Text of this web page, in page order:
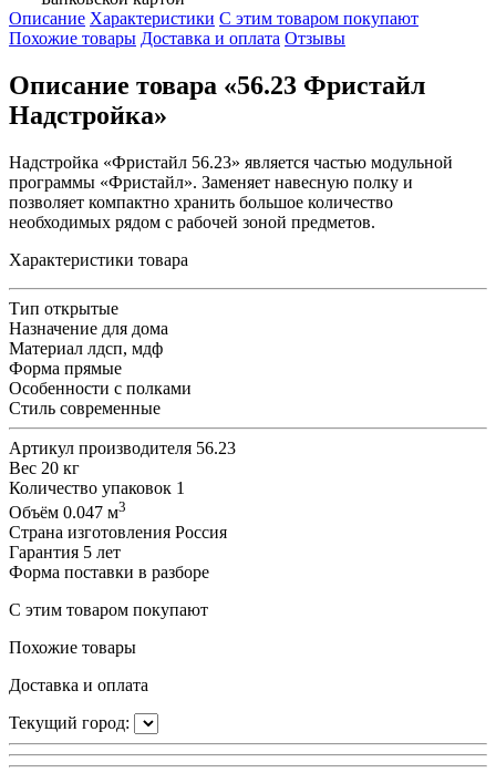
Описание Характеристики С этим товаром покупают
Похожие товары Доставка и оплата Отзывы
Описание товара «56.23 Фристайл
Надстройка»
Надстройка «Фристайл 56.23» является частью модульной
программы «Фристайл». Заменяет навесную полку и
позволяет компактно хранить большое количество
необходимых рядом с рабочей зоной предметов.
Характеристики товара
Тип открытые
Назначение для дома
Материал лдсп, мдф
Форма прямые
Особенности с полками
Стиль современные
Артикул производителя 56.23
Вес 20 кг
Количество упаковок 1
Объём 0.047 м3
Страна изготовления Россия
Гарантия 5 лет
Форма поставки в разборе
С этим товаром покупают
Похожие товары
Доставка и оплата
Текущий город: